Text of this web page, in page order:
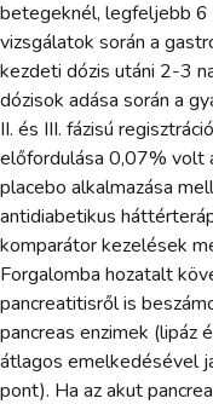
betegeknél, legfeljebb 6
vizsgálatok során a
kezdeti dózis utáni 2-3
dózisok adása során a
II. és III. fázisú
előfordulása 0,07% volt
placebo alkalmazása
antidiabetikus
komparátor kezelések
Forgalomba hozatalt
pancreatitisről is
pancreas enzimek
átlagos emelkedésével
pont). Ha az akut